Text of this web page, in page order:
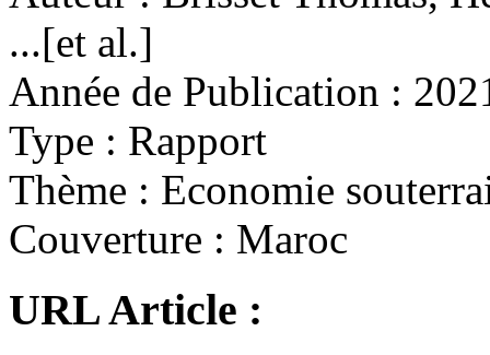
...[et al.]
Année de Publication :
Type : Rapport
Thème : Economie
Couverture : Maroc
URL Article :